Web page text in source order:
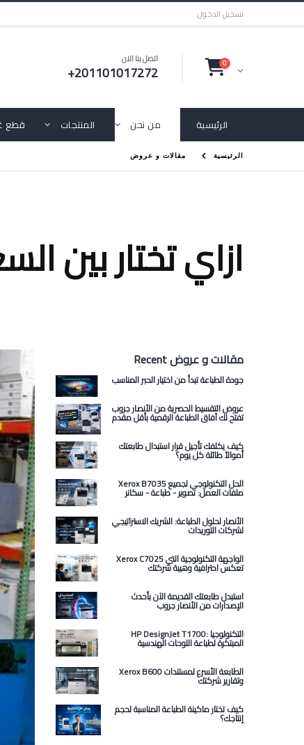
تسجيل الدخول
اتصل بنا الان
+201101017272 0
الرئيسية من نحن المنتجات قطع
الرئيسية مقالات و عروض
ازاي تختار بين
Recent مقالات و عروض
جودة الطباعة تبدأ من اختيار الحبر المناسب
عروض التقسيط الحصرية من الأنصار جروب
تفتح لك آفاق الطباعة الرقمية بأقل مقدم
كيف يكلفك تأجيل قرار استبدال طابعتك
أموالاً طائلة كل يوم؟
Xerox B7035 الحل التكنولوجي لجميع
ملفات العمل: تصوير - طباعة - سكانر
الأنصار لحلول الطباعة: الشريك الاستراتيجي
لشركات التوريدات
Xerox C7025 الواجهة التكنولوجية التي
تعكس احترافية وهيبة شركتك
استبدل طابعتك القديمة الآن بأحدث
الإصدارات من الأنصار جروب
HP DesignJet T1700: التكنولوجيا
المبتكرة لطباعة اللوحات الهندسية
Xerox B600 الطابعة الأسرع لمستندات
وتقارير شركتك
كيف تختار ماكينة الطباعة المناسبة لحجم
إنتاجك؟